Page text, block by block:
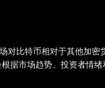
对比特币相对于其他加密
据市场趋势、投资者情绪